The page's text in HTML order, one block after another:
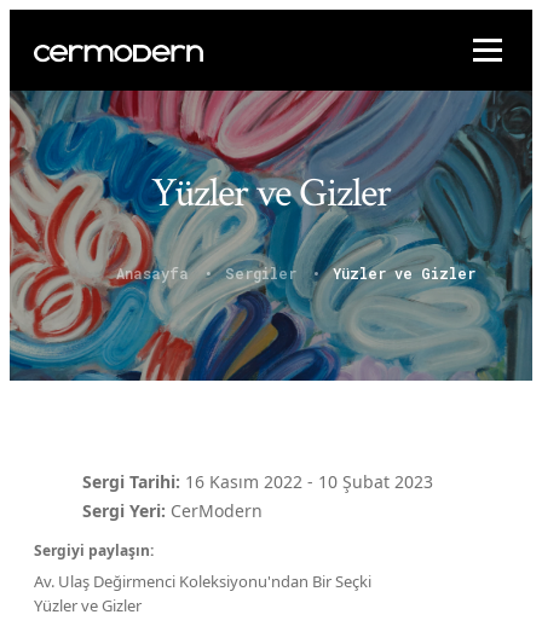
Yüzler ve Gizler
Anasayfa Sergiler Yüzler ve Gizler
Av. Ulaş Değirmenci Koleksiyonu'ndan Bir Seçki
Yüzler ve Gizler
Sergi Tarihi: 16 Kasım 2022 - 10 Şubat 2023
Sergi Yeri: CerModern
Sergiyi paylaşın: